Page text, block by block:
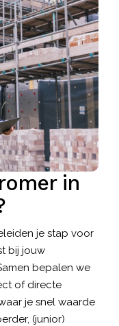
in
je stap voor
bij jouw
bepalen we
of directe
je snel waarde
(junior)